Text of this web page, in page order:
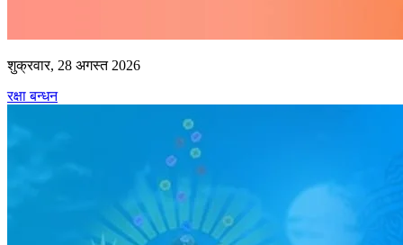
शुक्रवार, 28 अगस्त 2026
रक्षा बन्धन